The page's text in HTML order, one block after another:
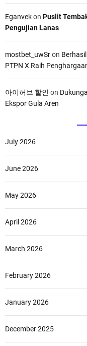
Eganvekon Puslit
Pengujian Lanas
mostbet_uwSron
PTPN X Raih
아이허브 할인 on
Ekspor Gula Aren
July 2026
June 2026
May 2026
April 2026
March 2026
February 2026
January 2026
December 2025